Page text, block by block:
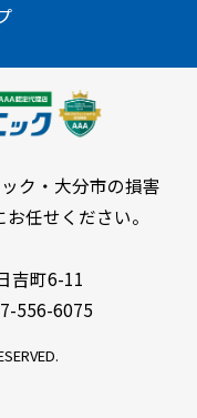
ク・大分市の損害
任せください。
吉町6-11
556-6075